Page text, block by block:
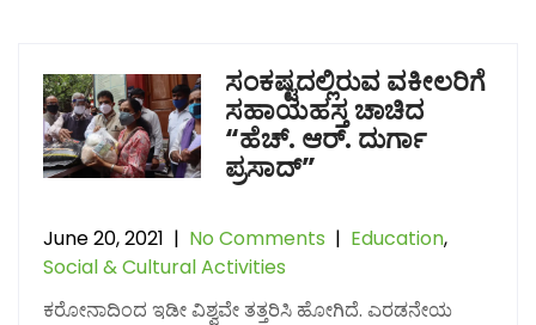
ಸಂಕಷ್ಟದಲ್ಲಿರುವ ವಕೀಲರಿಗೆ
ಸಹಾಯಹಸ್ತ ಚಾಚಿದ
“ಹೆಚ್. ಆರ್. ದುರ್ಗಾ
ಪ್ರಸಾದ್”
June 20, 2021 | No Comments | Education,
Social & Cultural Activities
ಕರೋನಾದಿಂದ ಇಡೀ ವಿಶ್ವವೇ ತತ್ತರಿಸಿ ಹೋಗಿದೆ. ಎರಡನೇಯ